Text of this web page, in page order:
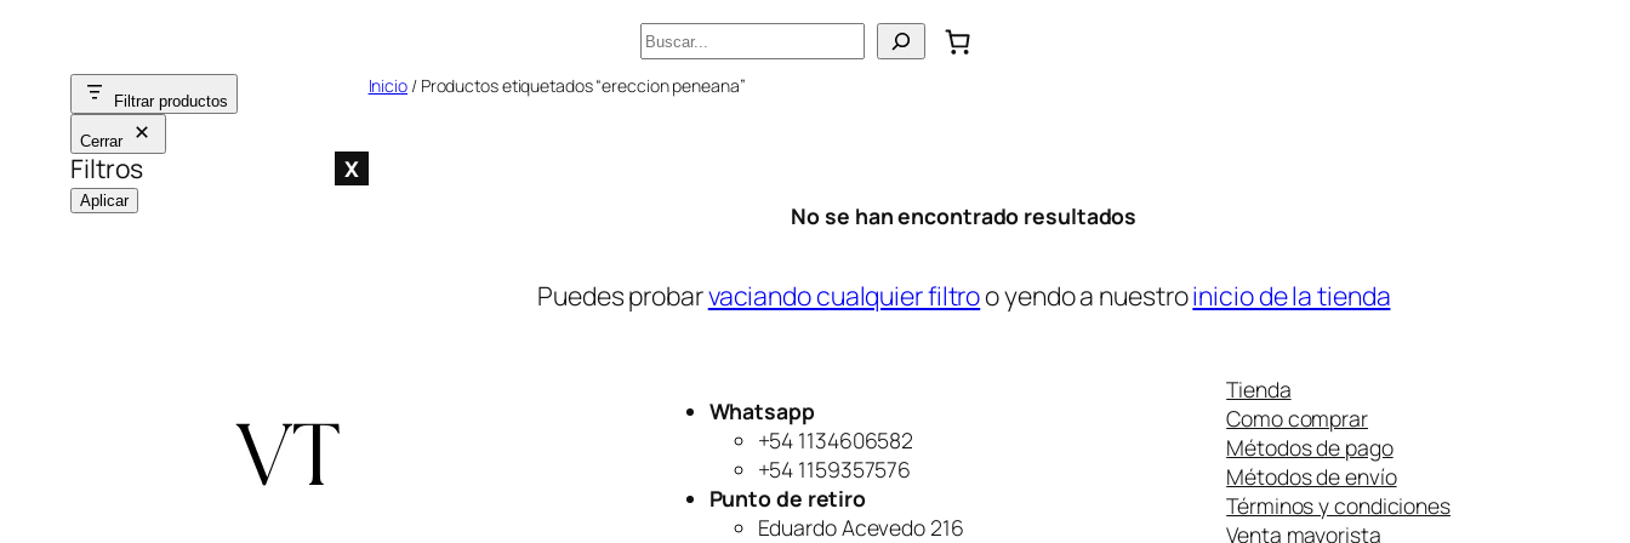
contenido
Buscar
Filtrar productos
Cerrar
Filtros X
Aplicar
Inicio / Productos etiquetados “ereccion peneana”
No se han encontrado resultados
Puedes probarvaciando cualquier filtroo yendo a nuestroinicio de la tienda
Whatsapp
+54 1134606582
+54 1159357576
Punto de retiro
Eduardo Acevedo 216
Tienda
Como comprar
Métodos de pago
Métodos de envío
Términos y condiciones
Venta mayorista